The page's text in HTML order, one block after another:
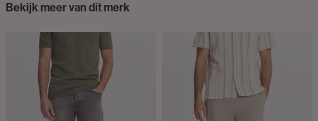
Bekijk meer van dit merk